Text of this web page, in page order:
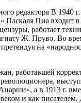
редактора В 1940
Пиа входит
работает
Ж. Пруво. Во
на
работавшей
а в 1913 г.
и как